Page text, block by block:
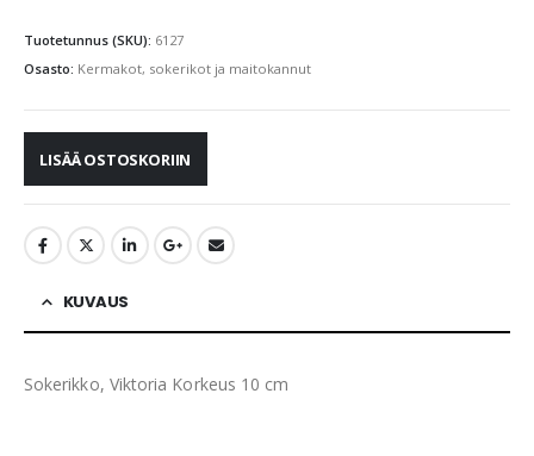
Tuotetunnus (SKU): 6127
Osasto: Kermakot, sokerikot ja maitokannut
LISÄÄ OSTOSKORIIN
KUVAUS
Sokerikko, Viktoria Korkeus 10 cm